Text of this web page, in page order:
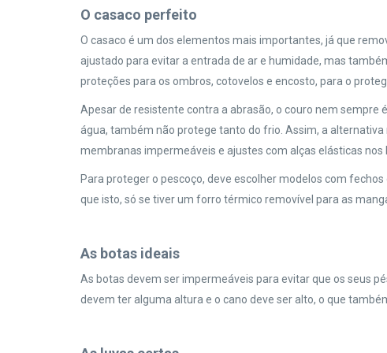
O casaco perfeito
O casaco é um dos elementos mais importantes, já que
ajustado para evitar a entrada de ar e humidade, mas
proteções para os ombros, cotovelos e encosto, para o
Apesar de resistente contra a abrasão, o couro nem sempre
água, também não protege tanto do frio. Assim, a
membranas impermeáveis e ajustes com alças elásticas nos
Para proteger o pescoço, deve escolher modelos com
que isto, só se tiver um forro térmico removível para as
As botas ideais
As botas devem ser impermeáveis para evitar que os seus
devem ter alguma altura e o cano deve ser alto, o que